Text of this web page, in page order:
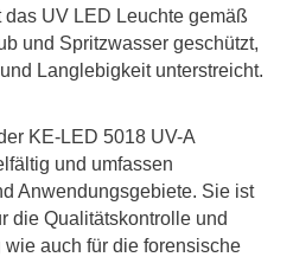
UV LED Leuchte gemäß
und Spritzwasser geschützt,
Langlebigkeit unterstreicht.
KE-LED 5018 UV-A
und umfassen
Anwendungsgebiete. Sie ist
die Qualitätskontrolle und
wie auch für die forensische